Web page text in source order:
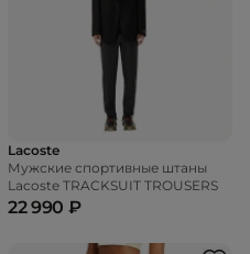
Lacoste
Мужские спортивные штаны
Lacoste TRACKSUIT TROUSERS
22 990 ₽